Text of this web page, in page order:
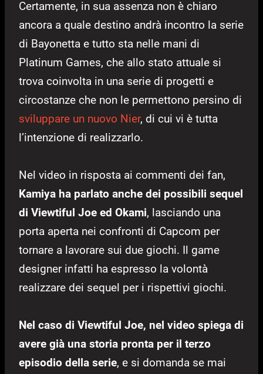
Certamente, in sua assenza non è chiaro
ancora a quale destino andrà incontro la serie
di Bayonetta e tutto sta nelle mani di
Platinum Games, che allo stato attuale si
trova coinvolta in una serie di progetti e
circostanze che non le permettono persino di
sviluppare un nuovo Nier, di cui vi è tutta
l’intenzione di realizzarlo.
Nel video in risposta ai commenti dei fan,
Kamiya ha parlato anche dei possibili sequel
di Viewtiful Joe ed Okami, lasciando una
porta aperta nei confronti di Capcom per
tornare a lavorare sui due giochi. Il game
designer infatti ha espresso la volontà
realizzare dei sequel per i rispettivi giochi.
Nel caso di Viewtiful Joe, nel video spiega di
avere già una storia pronta per il terzo
episodio della serie, e si domanda se mai